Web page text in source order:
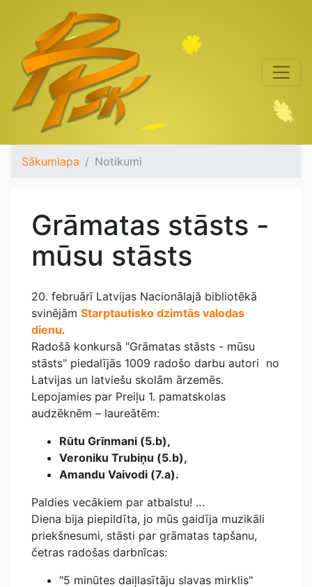
Sākumlapa Notikumi
Grāmatas stāsts -
mūsu stāsts
20. februārī Latvijas Nacionālajā bibliotēkā
svinējām Starptautisko dzimtās valodas
dienu.
Radošā konkursā "Grāmatas stāsts - mūsu
stāsts" piedalījās 1009 radošo darbu autori no
Latvijas un latviešu skolām ārzemēs.
Lepojamies par Preiļu 1. pamatskolas
audzēknēm – laureātēm:
Rūtu Grīnmani (5.b),
Veroniku Trubiņu (5.b),
Amandu Vaivodi (7.a).
Paldies vecākiem par atbalstu! …
Diena bija piepildīta, jo mūs gaidīja muzikāli
priekšnesumi, stāsti par grāmatas tapšanu,
četras radošas darbnīcas:
"5 minūtes daiļlasītāju slavas mirklis"